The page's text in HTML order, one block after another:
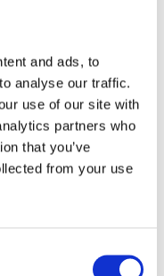
and ads, to
analyse our traffic.
use of our site with
partners who
that you’ve
from your use
gresspapir